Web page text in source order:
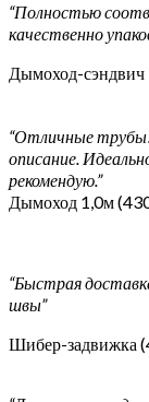
“Полностью
качественно
Дымоход-
“Отличные
описание.
рекомендую.”
Дымоход 1,0м
“Быстрая
швы”
Шибер-задвижка